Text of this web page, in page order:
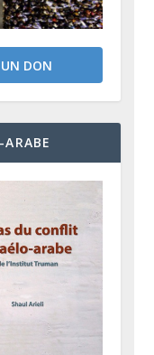
UN DON